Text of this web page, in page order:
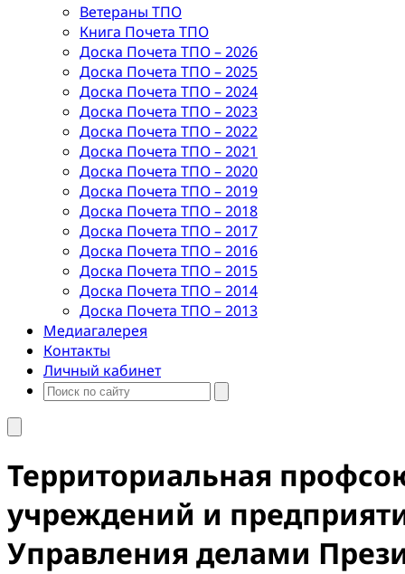
Ветераны ТПО
Книга Почета ТПО
Доска Почета ТПО – 2026
Доска Почета ТПО – 2025
Доска Почета ТПО – 2024
Доска Почета ТПО – 2023
Доска Почета ТПО – 2022
Доска Почета ТПО – 2021
Доска Почета ТПО – 2020
Доска Почета ТПО – 2019
Доска Почета ТПО – 2018
Доска Почета ТПО – 2017
Доска Почета ТПО – 2016
Доска Почета ТПО – 2015
Доска Почета ТПО – 2014
Доска Почета ТПО – 2013
Медиагалерея
Контакты
Личный кабинет
Территориальная
учреждений и
Управления делами